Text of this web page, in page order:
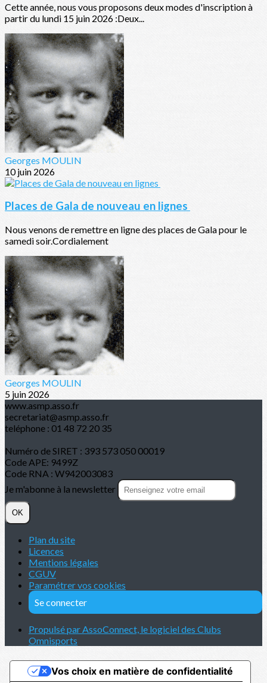
Cette année, nous vous proposons deux modes d'inscription à
partir du lundi 15 juin 2026 :Deux...
Georges MOULIN
10 juin 2026
Places de Gala de nouveau en lignes
Nous venons de remettre en ligne des places de Gala pour le
samedi soir.Cordialement
Georges MOULIN
5 juin 2026
www.asmp.asso.fr
secretariat@asmp.asso.fr
teléphone : 01 48 72 20 35
Numéro de SIRET : 393 573 050 00019
Code APE: 9499Z
Code RNA : W942003083
Je m'abonne à la newsletter
OK
Plan du site
Licences
Mentions légales
CGUV
Paramétrer vos cookies
Se connecter
Propulsé par AssoConnect, le logiciel des Clubs
Omnisports
Vos choix en matière de confidentialité